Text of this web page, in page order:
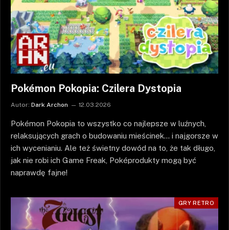
Pokémon Pokopia: Czilera Dystopia
Autor: Dark Archon 12.03.2026
Pokémon Pokopia to wszystko co najlepsze w luźnych,
relaksujących grach o budowaniu mieścinek… i najgorsze w
ich wycenianiu. Ale też świetny dowód na to, że tak długo,
jak nie robi ich Game Freak, Poképrodukty mogą być
naprawdę fajne!
GRY RETRO